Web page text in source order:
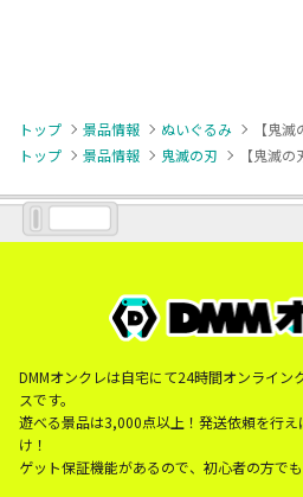
トップ 景品情報 ぬいぐるみ
トップ
景品情報 鬼滅の刃
DMMオンクレは自宅にて24時間オンライン
スです。
遊べる景品は3,000点以上！発送依頼を行
け！
ゲット保証機能があるので、初心者の方でも